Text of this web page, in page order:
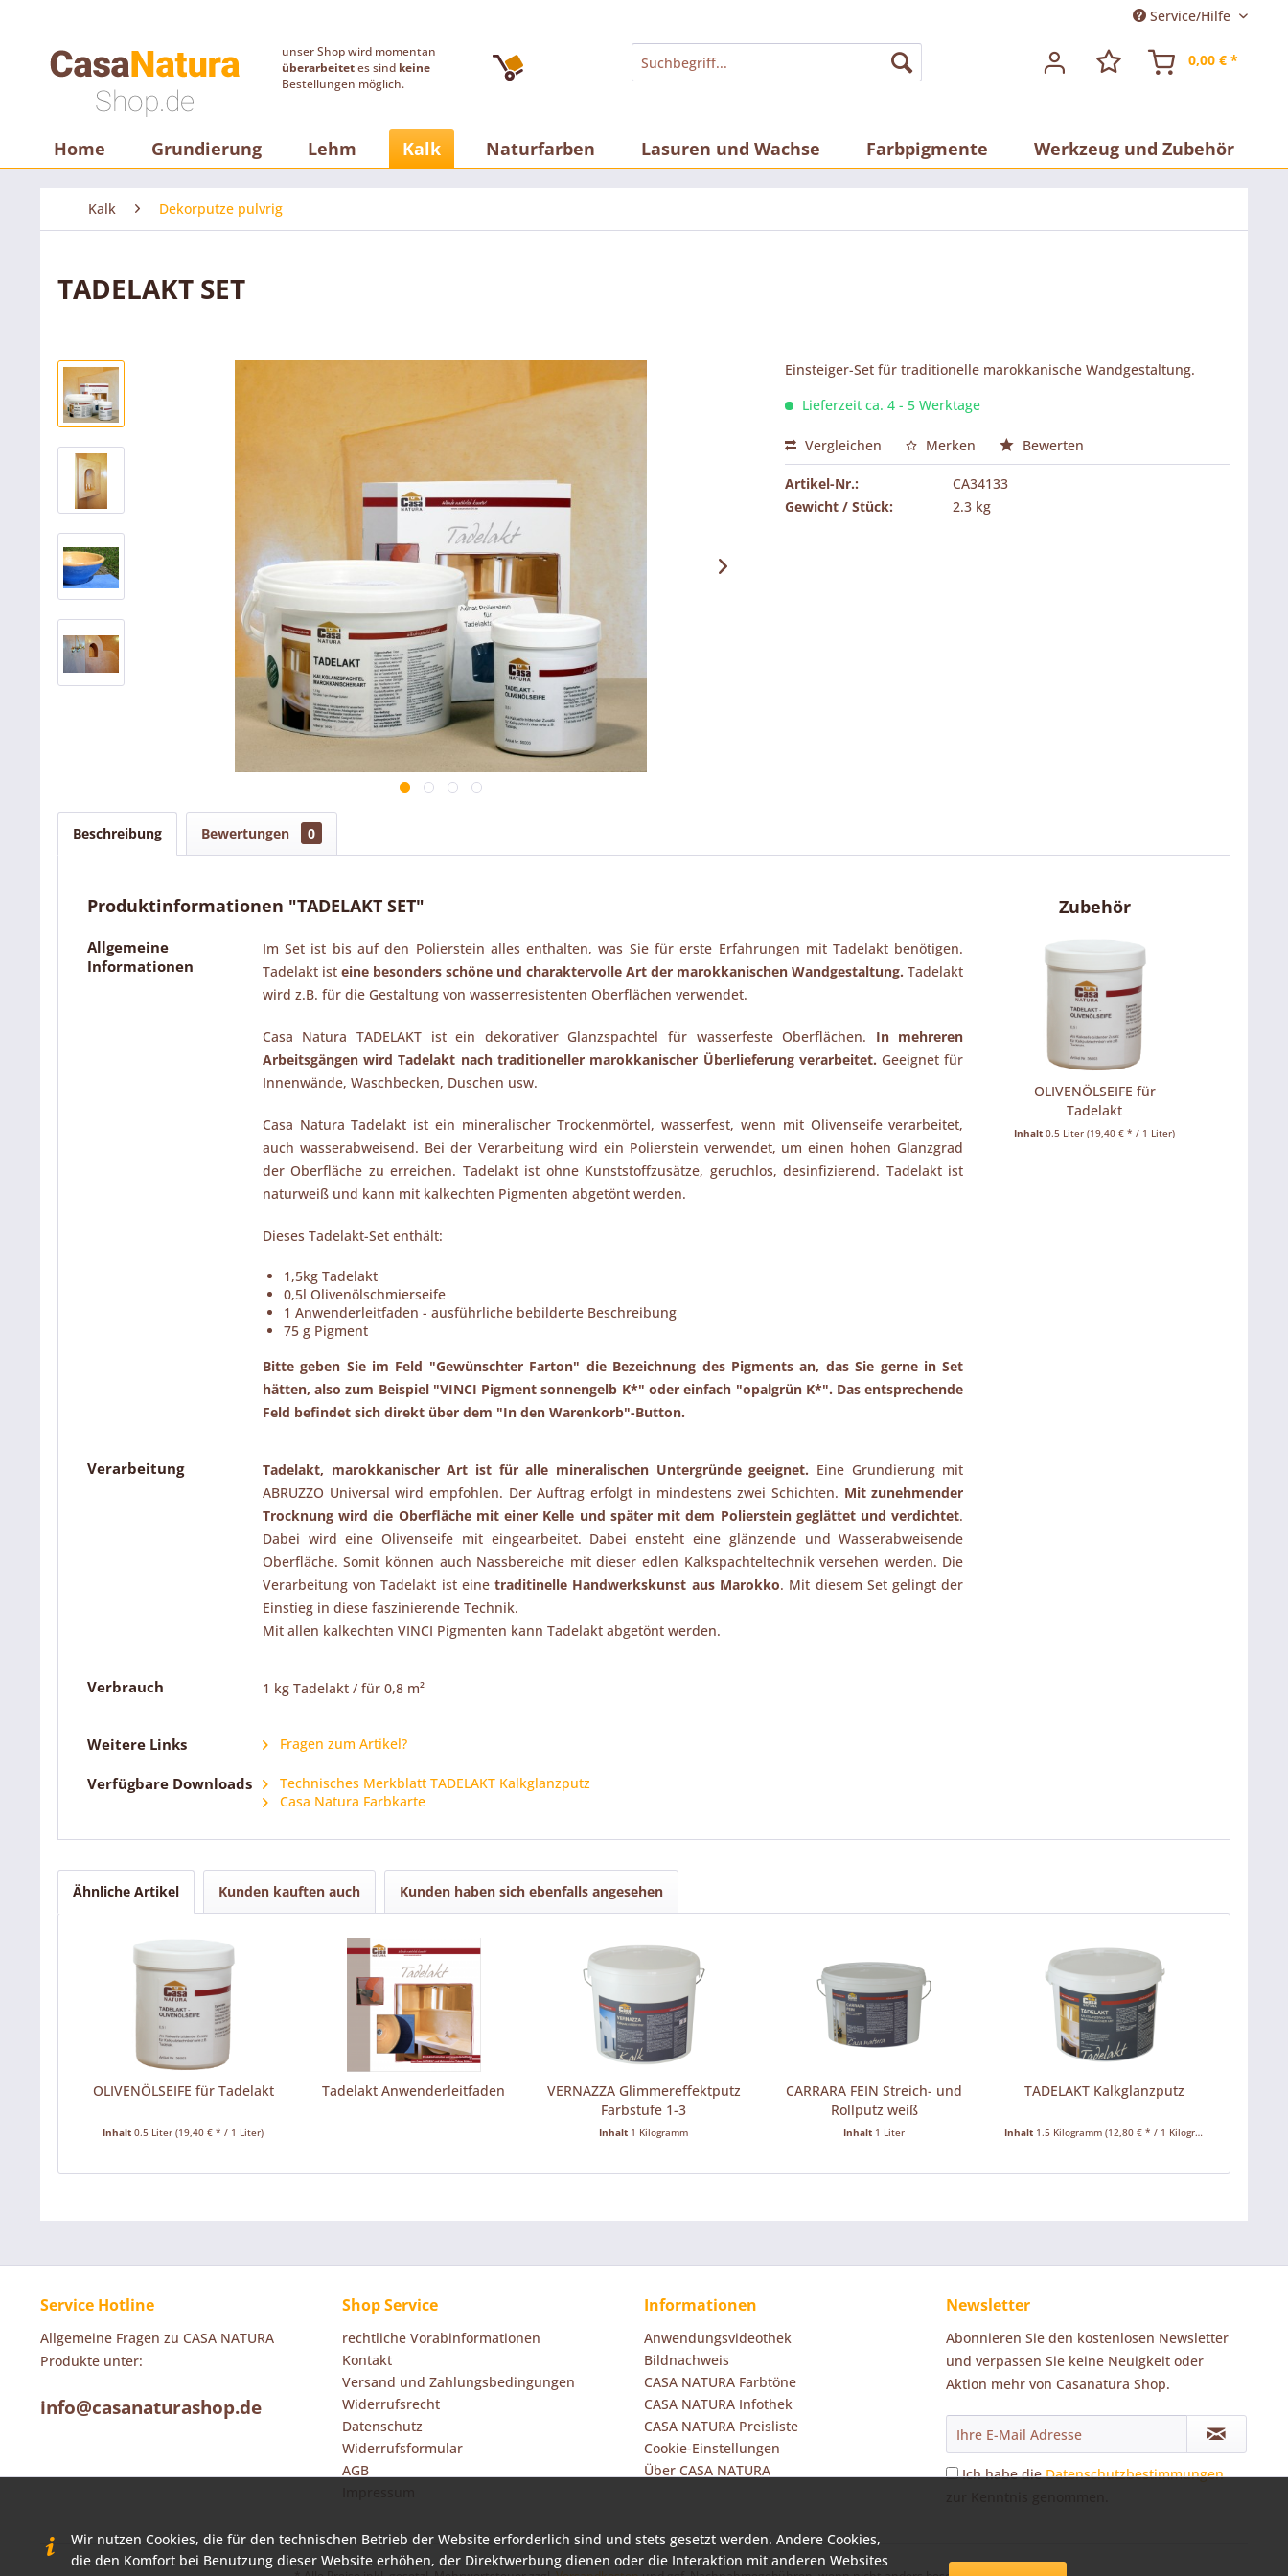
Service/Hilfe
unser Shop wird momentan
überarbeitetes sind keine
Bestellungen möglich.
0,00 € *
Home Grundierung Lehm Kalk Naturfarben Lasuren und Wachse Farbpigmente Werkzeug und Zubehör
Kalk Dekorputze pulvrig
TADELAKT SET
Einsteiger-Set für traditionelle marokkanische Wandgestaltung.
Lieferzeit ca. 4 - 5 Werktage
Vergleichen Merken Bewerten
Artikel-Nr.:
CA34133
Gewicht / Stück:
2.3 kg
Beschreibung Bewertungen 0
Produktinformationen "TADELAKT SET"
Allgemeine
Informationen
Im Set ist bis auf den Polierstein alles enthalten, was Sie für erste Erfahrungen mit Tadelakt benötigen.
Tadelakt ist eine besonders schöne und charaktervolle Art der marokkanischen Wandgestaltung. Tadelakt
wird z.B. für die Gestaltung von wasserresistenten Oberflächen verwendet.
Casa Natura TADELAKT ist ein dekorativer Glanzspachtel für wasserfeste Oberflächen. In mehreren
Arbeitsgängen wird Tadelakt nach traditioneller marokkanischer Überlieferung verarbeitet. Geeignet für
Innenwände, Waschbecken, Duschen usw.
Casa Natura Tadelakt ist ein mineralischer Trockenmörtel, wasserfest, wenn mit Olivenseife verarbeitet,
auch wasserabweisend. Bei der Verarbeitung wird ein Polierstein verwendet, um einen hohen Glanzgrad
der Oberfläche zu erreichen. Tadelakt ist ohne Kunststoffzusätze, geruchlos, desinfizierend. Tadelakt ist
naturweiß und kann mit kalkechten Pigmenten abgetönt werden.
Dieses Tadelakt-Set enthält:
1,5kg Tadelakt
0,5l Olivenölschmierseife
1 Anwenderleitfaden - ausführliche bebilderte Beschreibung
75 g Pigment
Bitte geben Sie im Feld "Gewünschter Farton" die Bezeichnung des Pigments an, das Sie gerne in Set
hätten, also zum Beispiel "VINCI Pigment sonnengelb K*" oder einfach "opalgrün K*". Das entsprechende
Feld befindet sich direkt über dem "In den Warenkorb"-Button.
Verarbeitung Tadelakt, marokkanischer Art ist für alle mineralischen Untergründe geeignet. Eine Grundierung mit
ABRUZZO Universal wird empfohlen. Der Auftrag erfolgt in mindestens zwei Schichten. Mit zunehmender
Trocknung wird die Oberfläche mit einer Kelle und später mit dem Polierstein geglättet und verdichtet.
Dabei wird eine Olivenseife mit eingearbeitet. Dabei ensteht eine glänzende und Wasserabweisende
Oberfläche. Somit können auch Nassbereiche mit dieser edlen Kalkspachteltechnik versehen werden. Die
Verarbeitung von Tadelakt ist einetraditinelle Handwerkskunst aus Marokko. Mit diesem Set gelingt der
Einstieg in diese faszinierende Technik.
Mit allen kalkechten VINCI Pigmenten kann Tadelakt abgetönt werden.
Verbrauch 1 kg Tadelakt / für 0,8 m²
Weitere Links Fragen zum Artikel?
Verfügbare Downloads
Technisches Merkblatt TADELAKT Kalkglanzputz
Casa Natura Farbkarte
Zubehör
OLIVENÖLSEIFE für
Tadelakt
Inhalt0.5 Liter(19,40 € * / 1 Liter)
Ähnliche Artikel Kunden kauften auch Kunden haben sich ebenfalls angesehen
OLIVENÖLSEIFE für Tadelakt
Inhalt0.5 Liter(19,40 € * / 1 Liter)
Tadelakt Anwenderleitfaden
VERNAZZA Glimmereffektputz
Farbstufe 1-3
Inhalt 1 Kilogramm
CARRARA FEIN Streich- und
Rollputz weiß
Inhalt 1 Liter
TADELAKT Kalkglanzputz
Inhalt 1.5 Kilogramm (12,80 € * / 1 Kilogramm)
Service Hotline
Allgemeine Fragen zu CASA NATURA
Produkte unter:
info@casanaturashop.de
Shop Service
rechtliche Vorabinformationen
Kontakt
Versand und Zahlungsbedingungen
Widerrufsrecht
Datenschutz
Widerrufsformular
AGB
Informationen
Anwendungsvideothek
Bildnachweis
CASA NATURA Farbtöne
CASA NATURA Infothek
CASA NATURA Preisliste
Cookie-Einstellungen
Über CASA NATURA
Newsletter
Abonnieren Sie den kostenlosen Newsletter
und verpassen Sie keine Neuigkeit oder
Aktion mehr von Casanatura Shop.
Ich habe dieDatenschutzbestimmungen
Wir nutzen Cookies, die für den technischen Betrieb der Website erforderlich sind und stets gesetzt werden. Andere Cookies,
die den Komfort bei Benutzung dieser Website erhöhen, der Direktwerbung dienen oder die Interaktion mit anderen Websites